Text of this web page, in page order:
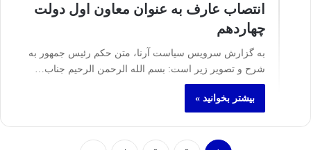
انتصاب عارف به عنوان معاون اول دولت
چهاردهم
به گزارش سرویس سیاست آرنا، متن حکم رئیس جمهور به
شرح و تصویر زیر است: بسم الله الرحمن الرحیم جناب…
بیشتر بخوانید »